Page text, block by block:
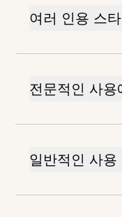
여러 인용 스
전문적인 사용
일반적인 사용